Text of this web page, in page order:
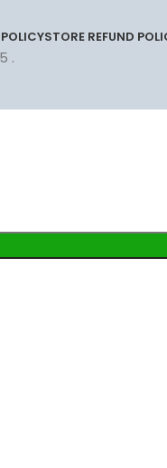
STORE REFUND
.